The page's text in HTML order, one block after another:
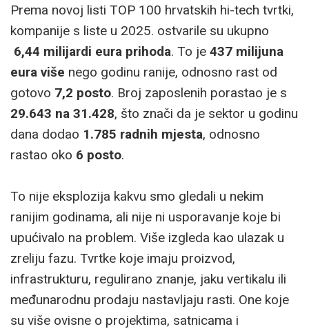
Prema novoj listi TOP 100 hrvatskih hi-tech tvrtki,
kompanije s liste u 2025. ostvarile su ukupno
6,44 milijardi eura prihoda. To je 437 milijuna
eura više nego godinu ranije, odnosno rast od
gotovo 7,2 posto. Broj zaposlenih porastao je s
29.643 na 31.428, što znači da je sektor u godinu
dana dodao 1.785 radnih mjesta, odnosno
rastao oko 6 posto.
To nije eksplozija kakvu smo gledali u nekim
ranijim godinama, ali nije ni usporavanje koje bi
upućivalo na problem. Više izgleda kao ulazak u
zreliju fazu. Tvrtke koje imaju proizvod,
infrastrukturu, regulirano znanje, jaku vertikalu ili
međunarodnu prodaju nastavljaju rasti. One koje
su više ovisne o projektima, satnicama i